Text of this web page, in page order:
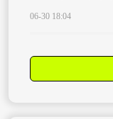
06-30 18:04